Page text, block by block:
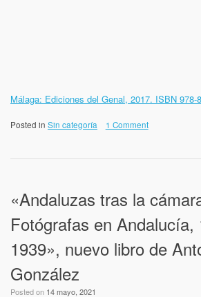
Málaga: Ediciones del Genal, 2017. ISBN 978-
Posted in Sin categoría 1 Comment
«Andaluzas tras la
Fotógrafas en Andalucía,
1939», nuevo libro de
González
Posted on 14 mayo, 2021